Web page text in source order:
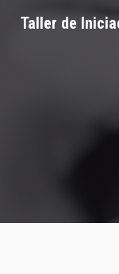
Taller de